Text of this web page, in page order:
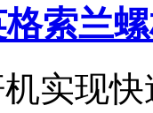
索兰
实现